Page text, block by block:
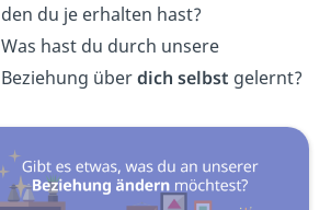
den du je erhalten hast?
Was hast du durch unsere
Beziehung überdich selbst gelernt?